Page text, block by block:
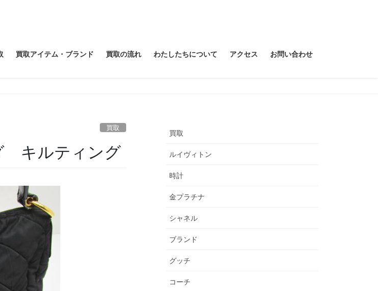
買取アイテム・ブランド 買取の流れ わたしたちについて アクセス お問い合わせ
買取
キルティング
買取
ルイヴィトン
時計
金プラチナ
シャネル
ブランド
グッチ
コーチ